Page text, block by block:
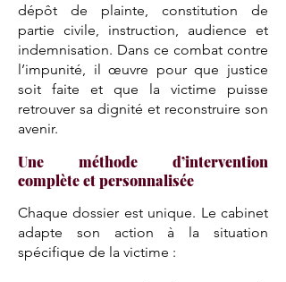
dépôt de plainte, constitution de
partie civile, instruction, audience et
indemnisation. Dans ce combat contre
l’impunité, il œuvre pour que justice
soit faite et que la victime puisse
retrouver sa dignité et reconstruire son
avenir.
Une méthode d’intervention
complète et personnalisée
Chaque dossier est unique. Le cabinet
adapte son action à la situation
spécifique de la victime :